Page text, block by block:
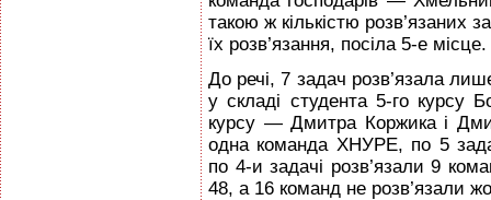
такою ж кількiстю розв’язаних
їх розв’язання, посіла 5-е місце.
До речі, 7 задач розв’язала
у складі студента 5-го курсу
курсу — Дмитра Коржика і
одна команда ХНУРЕ, по 5
по 4-и задачі розв’язали 9
48, а 16 команд не розв’язали